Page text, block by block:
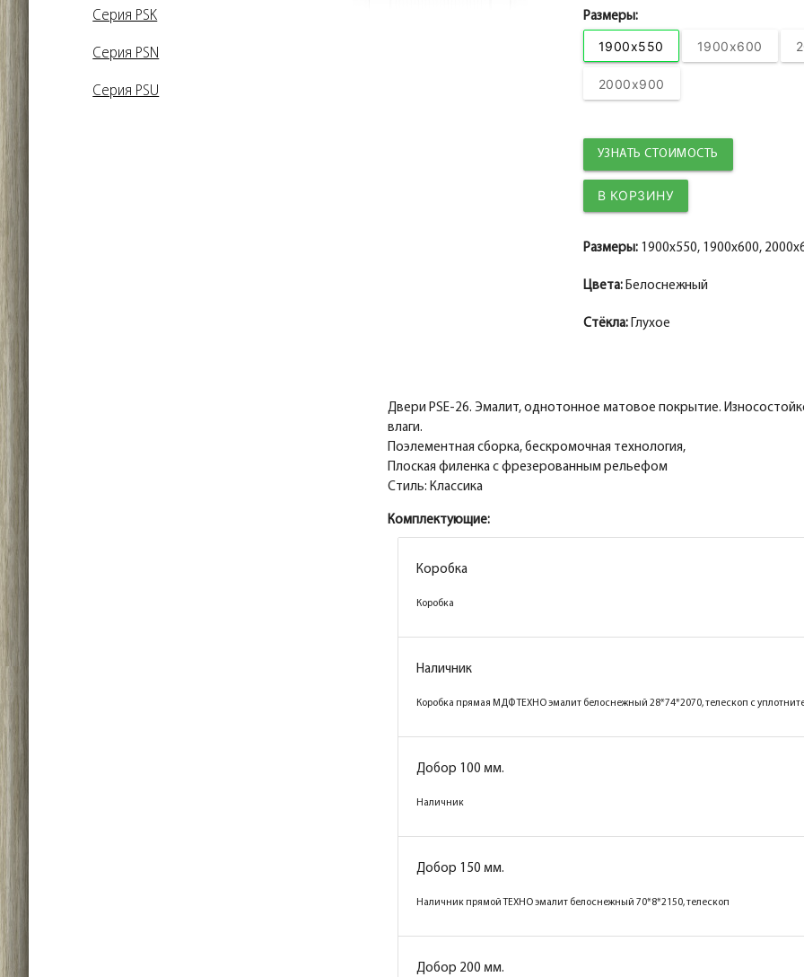
Серия PSK
Серия PSN
Серия PSU
Размеры:
1900x550 1900x600
2000x900
УЗНАТЬ СТОИМОСТЬ
Размеры:1900x550, 1900x600,
Цвета:Белоснежный
Стёкла:Глухое
Двери PSE-26. Эмалит, однотонное матовое покрытие.
влаги.
Поэлементная сборка, бескромочная технология,
Плоская филенка с фрезерованным рельефом
Стиль: Классика
Комплектующие:
Коробка
Коробка
Наличник
Коробка прямая МДФ ТЕХНО эмалит белоснежный 28*74*2070, телескоп с
Добор 100 мм.
Наличник
Добор 150 мм.
Наличник прямой ТЕХНО эмалит белоснежный 70*8*2150, телескоп
Добор 200 мм.